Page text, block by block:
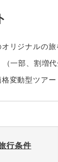
リジナルの旅
一部、割増代
変動型ツアー
行条件